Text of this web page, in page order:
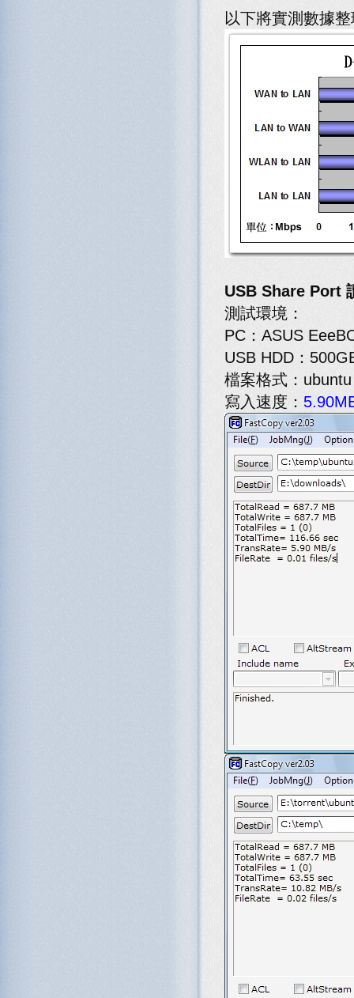
以下將實測數據
USB Share Port
測試環境：
PC：ASUS
USB HDD：
檔案格式：
寫入速度：